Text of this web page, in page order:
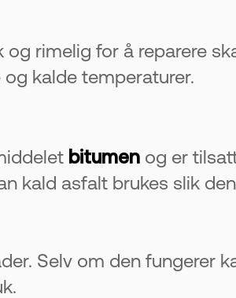
tilfeller.
og rimelig for å reparere
kalde temperaturer.
bitumen og er
kald asfalt brukes slik
Selv om den fungerer